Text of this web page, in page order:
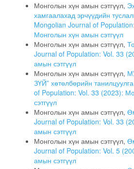
Монголын хүн амын сэтгүүл,
хамгаалахад эрчүүдийн
Mongolian Journal of
Монголын хүн амын сэтгүүл
Монголын хүн амын сэтгүүл,
Journal of Population: Vol. 33
амын сэтгүүл
Монголын хүн амын сэтгүүл,
ЗҮЙ” хөтөлбөрийн танилцуулга
of Population: Vol. 33 (2023):
сэтгүүл
Монголын хүн амын сэтгүүл,
Journal of Population: Vol. 33
амын сэтгүүл
Монголын хүн амын сэтгүүл,
Journal of Population: Vol. 5
амын сэтгүүл